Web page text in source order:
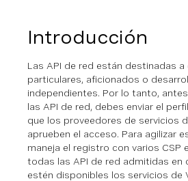
Introducción
Las API de red están destinadas a
particulares, aficionados o
independientes. Por lo tanto,
las API de red, debes enviar el
que los proveedores de servicios
aprueben el acceso. Para agilizar
maneja el registro con varios CSP
todas las API de red admitidas en
estén disponibles los servicios de